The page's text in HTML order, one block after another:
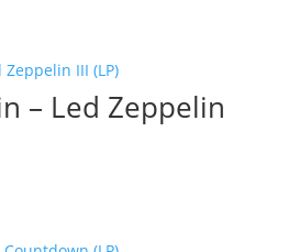
– Led Zeppelin